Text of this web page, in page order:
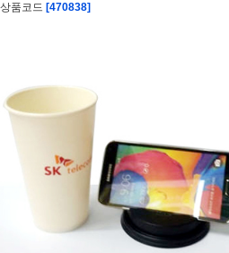
상품코드 [470838]